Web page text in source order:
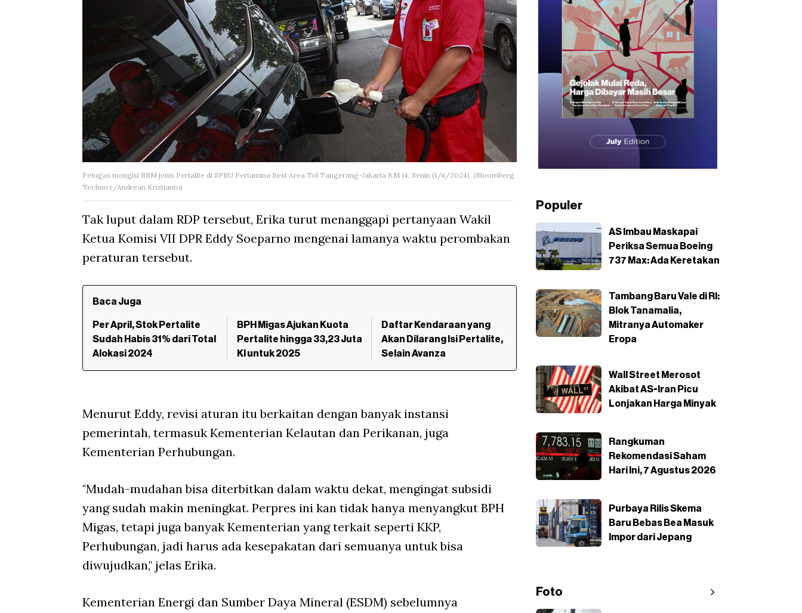
Petugas mengisi BBM jenis Pertalite di SPBU Pertamina Rest Area Tol Tangerang-Jakarta KM 14, Senin (1/4/2024). (Bloomberg
Technoz/Andrean Kristianto)
Tak luput dalam RDP tersebut, Erika turut menanggapi pertanyaan Wakil
Ketua Komisi VII DPR Eddy Soeparno mengenai lamanya waktu perombakan
peraturan tersebut.
Baca Juga
Per April, Stok Pertalite
Sudah Habis 31% dari Total
Alokasi 2024
BPH Migas Ajukan Kuota
Pertalite hingga 33,23 Juta
Kl untuk 2025
Daftar Kendaraan yang
Akan Dilarang Isi Pertalite,
Selain Avanza
Menurut Eddy, revisi aturan itu berkaitan dengan banyak instansi
pemerintah, termasuk Kementerian Kelautan dan Perikanan, juga
Kementerian Perhubungan.
"Mudah-mudahan bisa diterbitkan dalam waktu dekat, mengingat subsidi
yang sudah makin meningkat. Perpres ini kan tidak hanya menyangkut BPH
Migas, tetapi juga banyak Kementerian yang terkait seperti KKP,
Perhubungan, jadi harus ada kesepakatan dari semuanya untuk bisa
diwujudkan," jelas Erika.
Kementerian Energi dan Sumber Daya Mineral (ESDM) sebelumnya
Populer
AS Imbau Maskapai
Periksa Semua Boeing
737 Max: Ada Keretakan
Tambang Baru Vale di RI:
Blok Tanamalia,
Mitranya Automaker
Eropa
Wall Street Merosot
Akibat AS-Iran Picu
Lonjakan Harga Minyak
Rangkuman
Rekomendasi Saham
Hari Ini, 7 Agustus 2026
Purbaya Rilis Skema
Baru Bebas Bea Masuk
Impor dari Jepang
Foto